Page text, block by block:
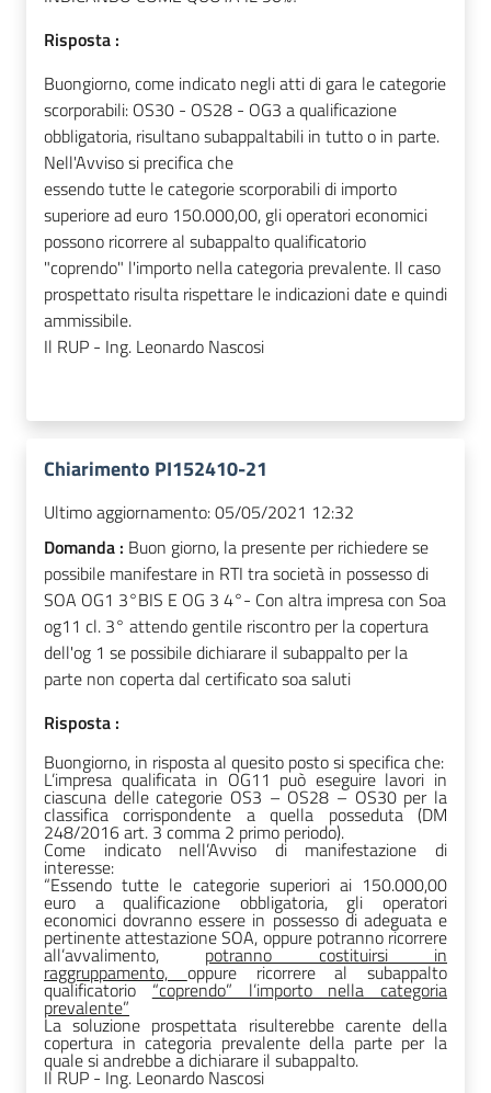
Risposta :
Buongiorno, come indicato negli atti di gara le categorie
scorporabili: OS30 - OS28 - OG3 a qualificazione
obbligatoria, risultano subappaltabili in tutto o in parte.
Nell'Avviso si precifica che
essendo tutte le categorie scorporabili di importo
superiore ad euro 150.000,00, gli operatori economici
possono ricorrere al subappalto qualificatorio
"coprendo" l'importo nella categoria prevalente. Il caso
prospettato risulta rispettare le indicazioni date e quindi
ammissibile.
Il RUP - Ing. Leonardo Nascosi
Chiarimento PI152410-21
Ultimo aggiornamento:05/05/2021 12:32
Domanda : Buon giorno, la presente per richiedere se
possibile manifestare in RTI tra società in possesso di
SOA OG1 3°BIS E OG 3 4°- Con altra impresa con Soa
og11 cl. 3° attendo gentile riscontro per la copertura
dell'og 1 se possibile dichiarare il subappalto per la
parte non coperta dal certificato soa saluti
Risposta :
Buongiorno, in risposta al quesito posto si specifica che:
L’impresa qualificata in OG11 può eseguire lavori in
ciascuna delle categorie OS3 – OS28 – OS30 per la
classifica corrispondente a quella posseduta (DM
248/2016 art. 3 comma 2 primo periodo).
Come indicato nell’Avviso di manifestazione di
interesse:
“Essendo tutte le categorie superiori ai 150.000,00
euro a qualificazione obbligatoria, gli operatori
economici dovranno essere in possesso di adeguata e
pertinente attestazione SOA, oppure potranno ricorrere
all’avvalimento, potranno costituirsi in
raggruppamento, oppure ricorrere al subappalto
qualificatorio“coprendo” l’importo nella categoria
prevalente”
La soluzione prospettata risulterebbe carente della
copertura in categoria prevalente della parte per la
quale si andrebbe a dichiarare il subappalto.
Il RUP - Ing. Leonardo Nascosi